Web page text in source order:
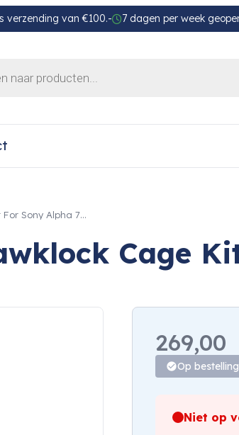
verzending van €100.- 7 dagen per week
Sony Alpha 7…
Cage
269,00
Op bestelling
Niet op